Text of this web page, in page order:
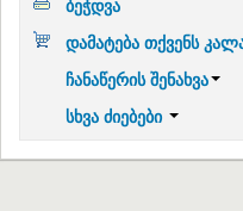
დამატება თქვენს
ჩანაწერის შენახვა
სხვა ძიებები